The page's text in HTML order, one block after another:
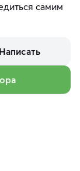
самим
Написать